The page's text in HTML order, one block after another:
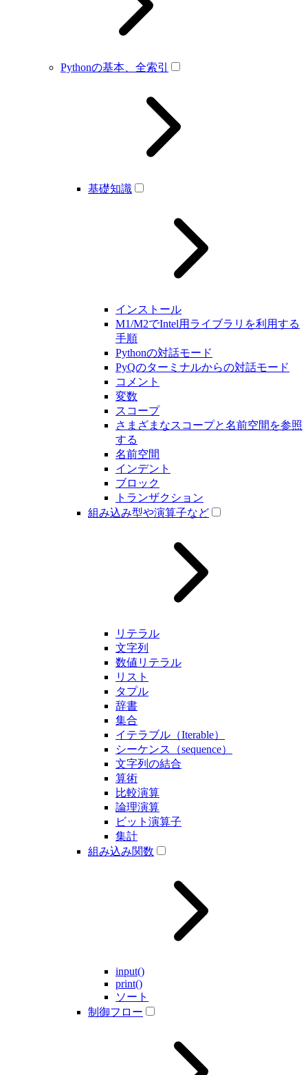
Pythonの基本、全索引
基礎知識
インストール
M1/M2でIntel用ライブラリを利用する
手順
Pythonの対話モード
PyQのターミナルからの対話モード
コメント
変数
スコープ
さまざまなスコープと名前空間を参照
する
名前空間
インデント
ブロック
トランザクション
組み込み型や演算子など
リテラル
文字列
数値リテラル
リスト
タプル
辞書
集合
イテラブル（Iterable）
シーケンス（sequence）
文字列の結合
算術
比較演算
論理演算
ビット演算子
集計
組み込み関数
input()
print()
ソート
制御フロー